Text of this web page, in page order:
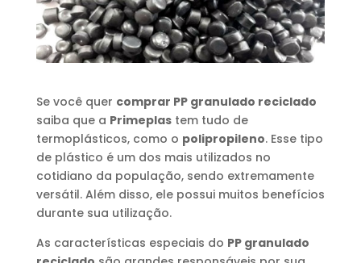
Se você quer comprar PP granulado reciclado
saiba que a Primeplastem tudo de
termoplásticos, como o polipropileno. Esse tipo
de plástico é um dos mais utilizados no
cotidiano da população, sendo extremamente
versátil. Além disso, ele possui muitos benefícios
durante sua utilização.
As características especiais do PP granulado